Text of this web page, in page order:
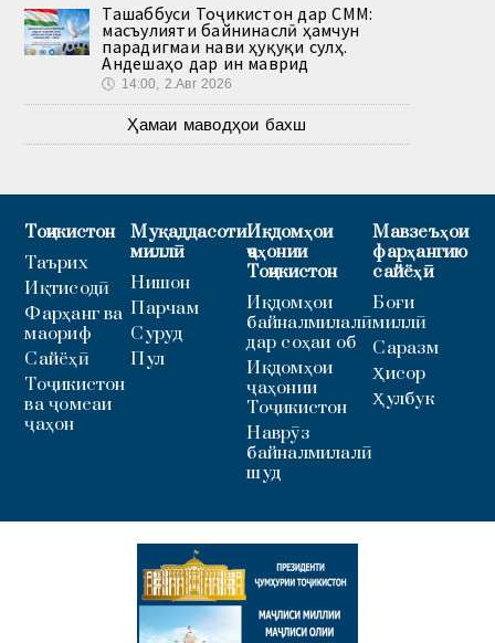
Ташаббуси Тоҷикистон дар СММ:
масъулияти байнинаслӣ ҳамчун
парадигмаи нави ҳуқуқи сулҳ.
Андешаҳо дар ин маврид
🕔 14:00, 2.Авг 2026
Ҳамаи маводҳои бахш
Тоҷикистон
Таърих
Иқтисодӣ
Фарҳанг ва
маориф
Сайёҳӣ
Тоҷикистон
ва ҷомеаи
ҷаҳон
Муқаддасоти
миллӣ
Нишон
Парчам
Суруд
Пул
Иқдомҳои
ҷаҳонии
Тоҷикистон
Иқдомҳои
байналмилалӣ
дар соҳаи об
Иқдомҳои
ҷаҳонии
Тоҷикистон
Наврӯз
байналмилалӣ
шуд
Мавзеъҳои
фарҳангию
сайёҳӣ
Боғи
миллӣ
Саразм
Ҳисор
Ҳулбук